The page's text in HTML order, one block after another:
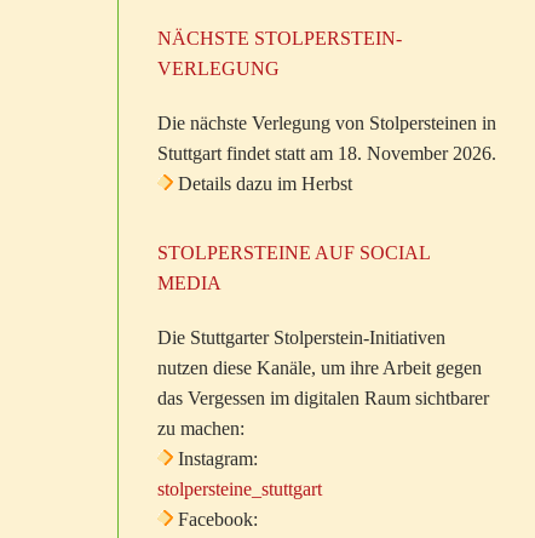
NÄCHSTE STOLPERSTEIN-
VERLEGUNG
Die nächste Verlegung von Stolpersteinen in
Stuttgart findet statt am 18. November 2026.
Details dazu im Herbst
STOLPERSTEINE AUF SOCIAL
MEDIA
Die Stuttgarter Stolperstein-Initiativen
nutzen diese Kanäle, um ihre Arbeit gegen
das Vergessen im digitalen Raum sichtbarer
zu machen:
Instagram:
stolpersteine_stuttgart
Facebook: